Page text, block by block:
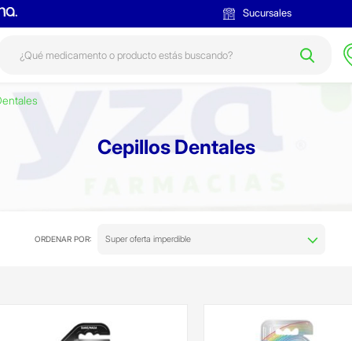
Sucursales
Cepillos Dentales
ORDENAR POR: Super oferta imperdible